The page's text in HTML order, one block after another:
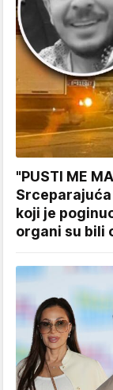
"PUSTI ME
koji je
organi su bili